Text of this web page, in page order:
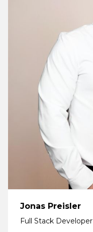
Jonas Preisler
Full Stack Developer